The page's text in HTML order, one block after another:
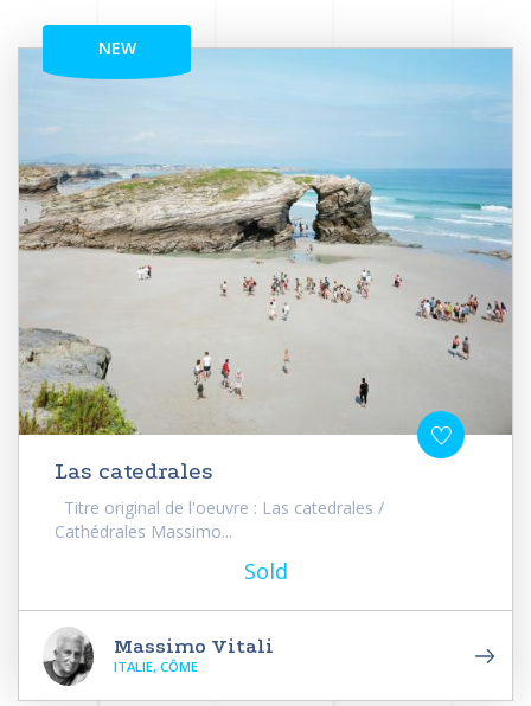
NEW
Las catedrales
Titre original de l'oeuvre : Las catedrales /
Cathédrales Massimo...
Sold
Massimo Vitali
ITALIE, CÔME